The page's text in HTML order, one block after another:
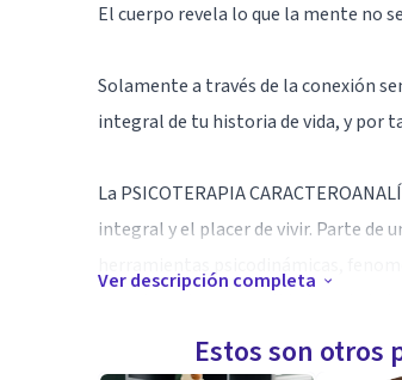
El cuerpo revela lo que la mente no
Solamente a través de la conexión
integral de tu historia de vida, y por
La PSICOTERAPIA
integral y el placer de vivir. Parte de
A lo largo de 25 años, he estudiado
Ver descripción completa
Estos son